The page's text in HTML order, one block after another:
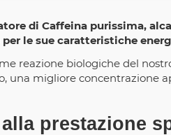
di Caffeina purissima,
le sue caratteristiche
reazione biologiche del
una migliore concentrazione
prestazione